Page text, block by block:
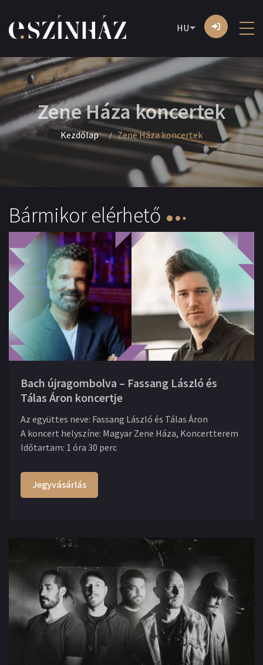
HU
Zene Háza koncertek
Kezdőlap Zene Háza koncertek
Bármikor elérhető
Bach újragombolva – Fassang László és
Tálas Áron koncertje
Az együttes neve: Fassang László és Tálas Áron
A koncert helyszíne: Magyar Zene Háza, Koncertterem
Időtartam: 1 óra 30 perc
Jegyvásárlás